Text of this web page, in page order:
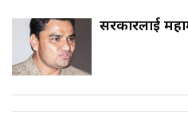
सरकारलाई